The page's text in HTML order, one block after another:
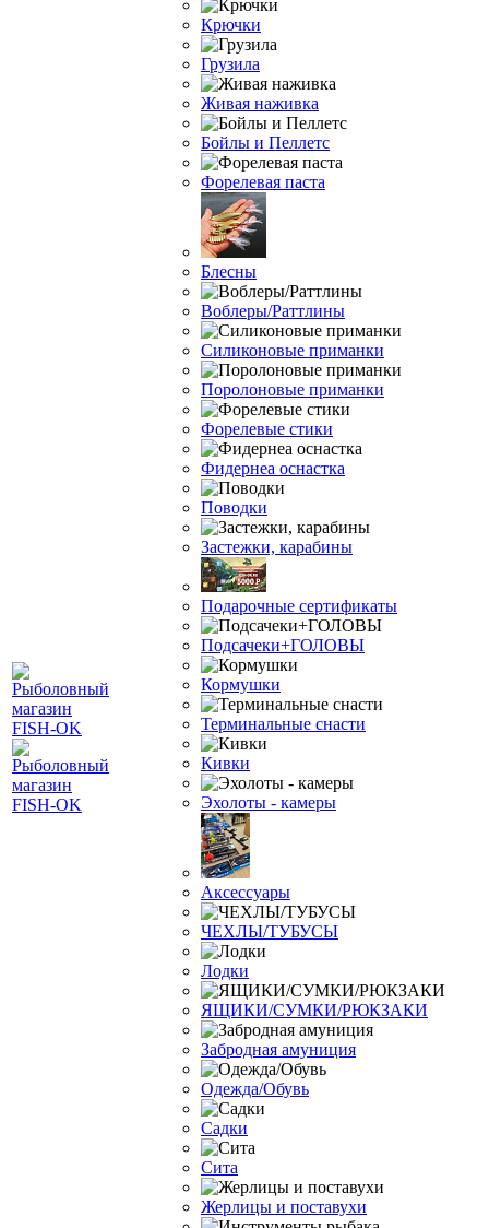
Крючки
Грузила
Живая наживка
Бойлы и Пеллетс
Форелевая паста
Блесны
Воблеры/Раттлины
Силиконовые приманки
Поролоновые приманки
Форелевые стики
Фидернеа оснастка
Поводки
Застежки, карабины
Подарочные сертификаты
Подсачеки+ГОЛОВЫ
Кормушки
Терминальные снасти
Кивки
Эхолоты - камеры
Аксессуары
ЧЕХЛЫ/ТУБУСЫ
Лодки
ЯЩИКИ/СУМКИ/РЮКЗАКИ
Забродная амуниция
Одежда/Обувь
Садки
Сита
Жерлицы и поставухи